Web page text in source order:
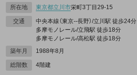
所在地 東京都立川市栄町3丁目29-15
交通
中央本線（東京--長野）/立川駅 徒歩24分
多摩モノレール/立飛駅 徒歩18分
多摩モノレール/高松駅 徒歩18分
築年月
1988年8月
総階数 4階建